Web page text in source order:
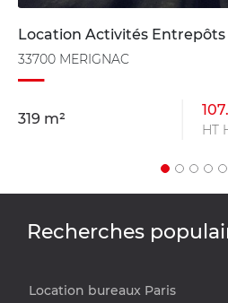
Location Activités Entrepôts
33700 MERIGNAC
319 m²
HT
Recherches
Location bureaux Paris